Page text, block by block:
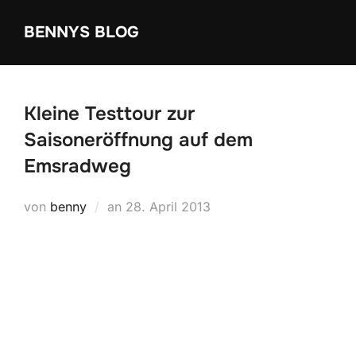
InhaltBENNYS BLOG
Kleine Testtour zur
Saisoneröffnung auf dem
Emsradweg
von benny an Veröffentlicht
28. April 2013